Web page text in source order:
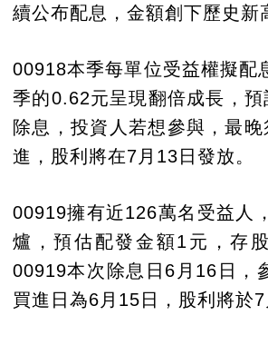
續公布配息，金額創下歷史新
00918本季每單位受益權擬配
季的0.62元呈現翻倍成長，
除息，投資人若想參與，最
進，股利將在7月13日發放。
00919擁有近126萬名受益人
爐，預估配發金額1元，存
00919本次除息日6月16日，
買進日為6月15日，股利將於7